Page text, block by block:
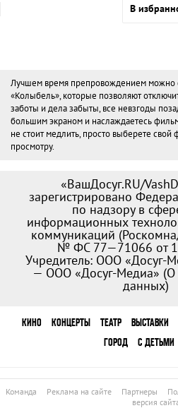
В
Лучшем время препровождением можно
«Колыбель», которые позволяют
заботы и дела забыты, все невзгоды
большим экраном и наслаждаетесь
не стоит медлить, просто выберете свой
просмотру.
«ВашДосуг.RU/
зарегистрировано
по надзору в
информационных
коммуникаций
№ ФС 77—71066 от
Учредитель: ООО «Досуг-
— ООО «Досуг-Медиа» (О
данных)
КИНО КОНЦЕРТЫ ТЕАТР ВЫСТАВКИ
ГОРОД
С ДЕТЬМИ
Команда Реклама на сайте Партнеры
версия